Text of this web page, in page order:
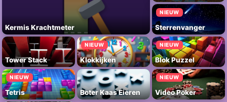
Kermis Krachtmeter
NIEUW
Sterrenvanger
Tower Stack
NIEUW
Klokkijken
NIEUW
Blok Puzzel
NIEUW
Tetris Boter Kaas Eieren
NIEUW
Video Poker